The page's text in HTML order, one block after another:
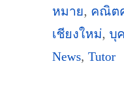
หมาย, คณิต
เชียงใหม่, บุ
News, Tutor